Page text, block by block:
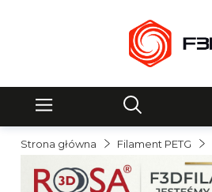
Strona główna Filament PETG